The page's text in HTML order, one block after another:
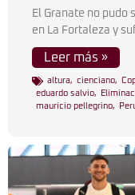
El Granate no pudo
en La Fortaleza y
Leer más »
altura, cienciano,
eduardo salvio,
mauricio pellegrino,